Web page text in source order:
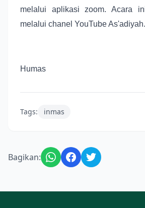
melalui aplikasi zoom. Acara
melalui chanel YouTube As'adiyah.
Humas
Tags: inmas
Bagikan: